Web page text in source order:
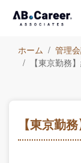
ホーム 管理
【東京勤務
【東京勤